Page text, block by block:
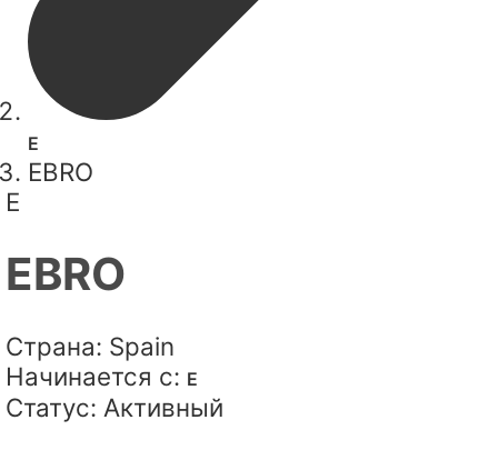
E
EBRO
E
EBRO
Страна: Spain
Начинается с: E
Статус: Активный